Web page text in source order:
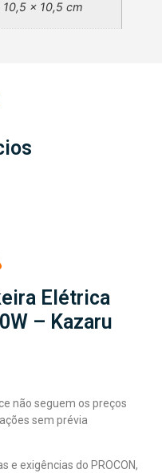
× 10,5 cm
Elétrica
– Kazaru
não seguem os preços
sem prévia
e exigências do PROCON,